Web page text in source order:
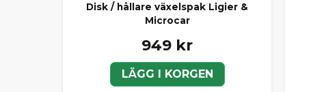
Disk / hållare växelspak Ligier &
Microcar
949 kr
LÄGG I KORGEN